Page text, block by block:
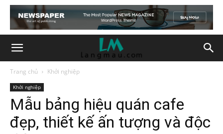
Trang chủ Khởi nghiệp
Khởi nghiệp
Mẫu bảng hiệu quán cafe
đẹp, thiết kế ấn tượng và độc